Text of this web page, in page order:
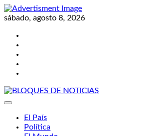
Skip
to
sábado, agosto 8, 2026
El País
Política